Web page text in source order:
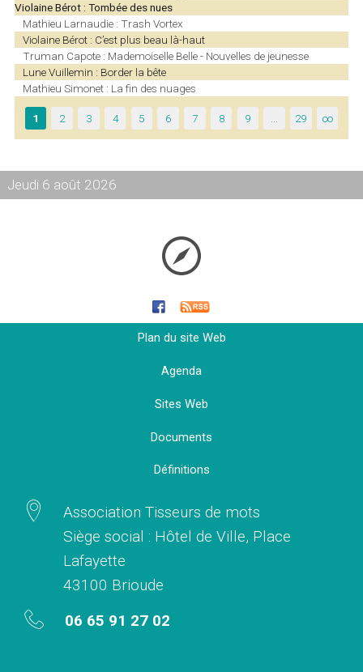
Violaine Bérot : Tombée des nues
Mathieu Larnaudie : Trash Vortex
Violaine Bérot : C’est plus beau là-haut
Truman Capote : Mademoiselle Belle - Nouvelles de jeunesse
Lune Vuillemin : Border la bête
Mathieu Simonet : La fin des nuages
1 2 3 4 5 6 7 8 9 29 ∞
Jeudi 6 août 2026
Plan du site Web
Agenda
Sites Web
Documents
Définitions
Association Tisseurs de mots
Siège social : Hôtel de Ville, Place
Lafayette
43100 Brioude
06 65 91 27 02